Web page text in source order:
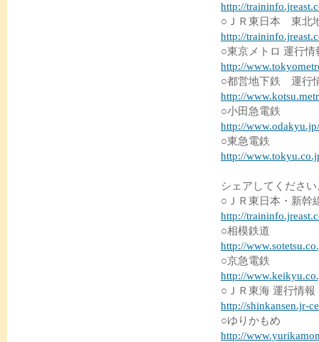
http://
○ＪＲ東日本 東北
http://
○東京メトロ 運行情
http://
○都営地下鉄 運行
http://
○小田急電鉄
http://
○東急電鉄
http://
シェアしてください
○ＪＲ東日本・新幹
http://
○相模鉄道
http://
○京急電鉄
http://
○ＪＲ東海 運行情報
http://shinkansen.jr-
○ゆりかもめ
http://